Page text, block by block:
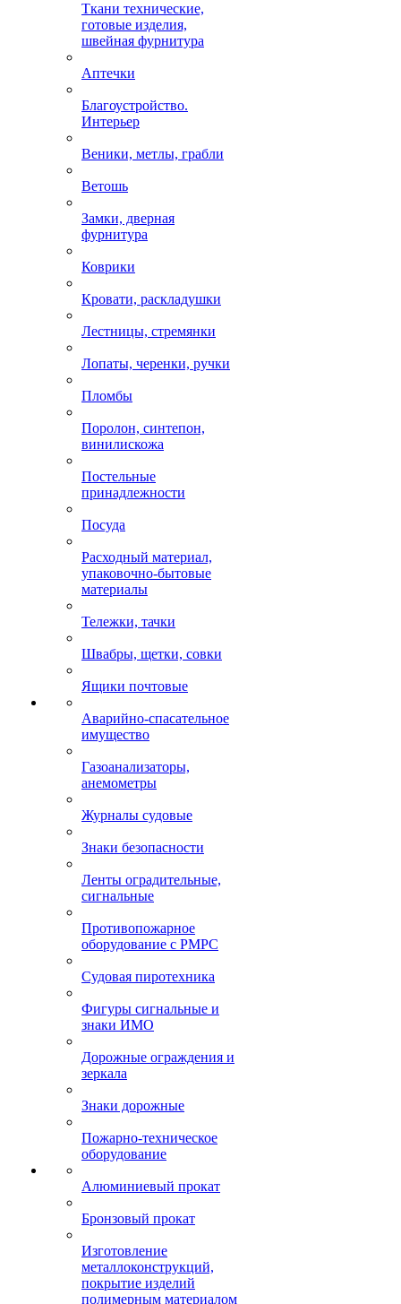
Ткани технические,
готовые изделия,
швейная фурнитура
Аптечки
Благоустройство.
Интерьер
Веники, метлы, грабли
Ветошь
Замки, дверная
фурнитура
Коврики
Кровати, раскладушки
Лестницы, стремянки
Лопаты, черенки, ручки
Пломбы
Поролон, синтепон,
винилискожа
Постельные
принадлежности
Посуда
Расходный материал,
упаковочно-бытовые
материалы
Тележки, тачки
Швабры, щетки, совки
Ящики почтовые
Аварийно-спасательное
имущество
Газоанализаторы,
анемометры
Журналы судовые
Знаки безопасности
Ленты оградительные,
сигнальные
Противопожарное
оборудование с РМРС
Судовая пиротехника
Фигуры сигнальные и
знаки ИМО
Дорожные ограждения и
зеркала
Знаки дорожные
Пожарно-техническое
оборудование
Алюминиевый прокат
Бронзовый прокат
Изготовление
металлоконструкций,
покрытие изделий
полимерным материалом